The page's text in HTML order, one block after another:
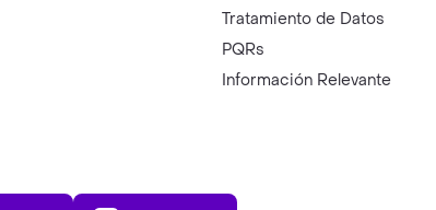
Tratamiento de Datos
PQRs
Información Relevante
Play Store AppGallery